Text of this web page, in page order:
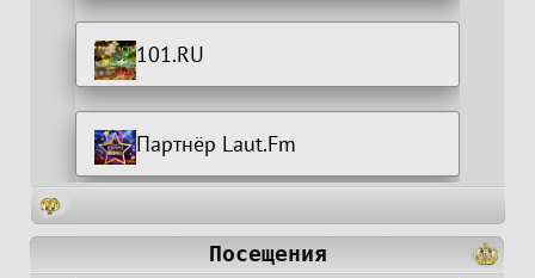
101.RU
Партнёр Laut.Fm
Посещения